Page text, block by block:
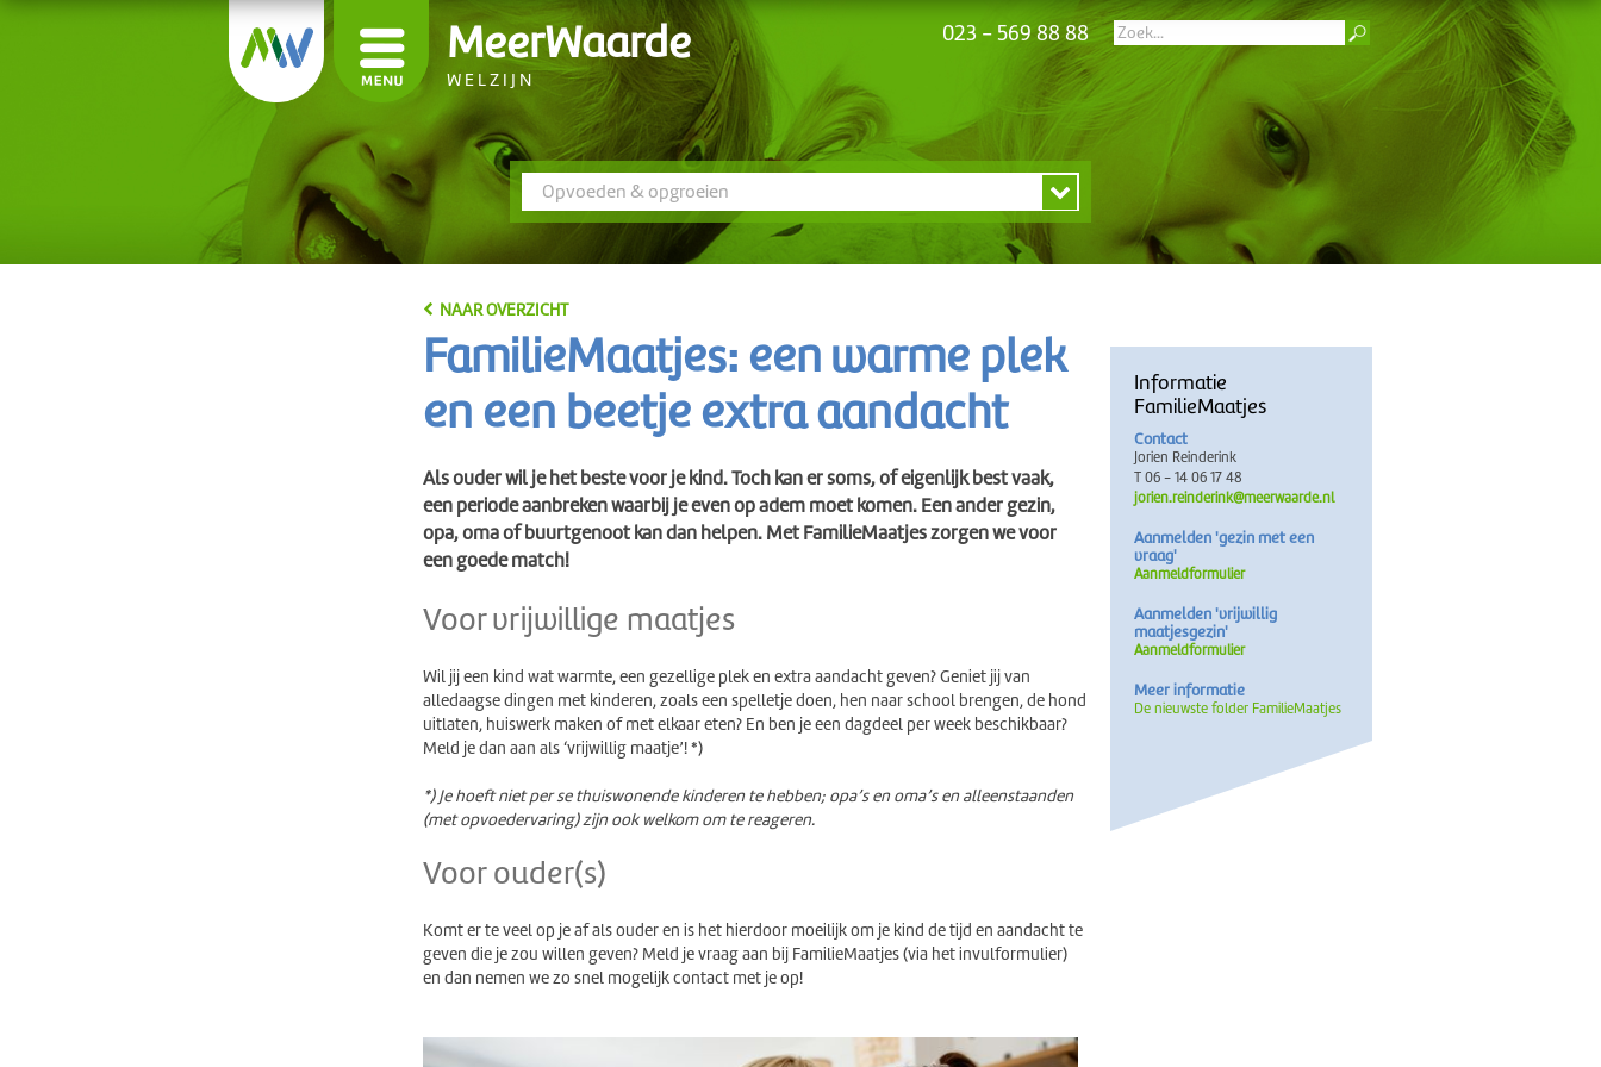
MeerWaarde
WELZIJN
023 - 569 88 88
Opvoeden & opgroeien
NAAR OVERZICHT
Informatie
FamilieMaatjes
Contact
Jorien Reinderink
T 06 - 14 06 17 48
jorien.reinderink@meerwaarde.nl
Aanmelden 'gezin met een
vraag'
Aanmeldformulier
Aanmelden 'vrijwillig
maatjesgezin'
Aanmeldformulier
Meer informatie
De nieuwste folder FamilieMaatjes
FamilieMaatjes: een warme plek
en een beetje extra aandacht
Als ouder wil je het beste voor je kind. Toch kan er soms, of eigenlijk best vaak,
een periode aanbreken waarbij je even op adem moet komen. Een ander gezin,
opa, oma of buurtgenoot kan dan helpen. Met FamilieMaatjes zorgen we voor
een goede match!
Voor vrijwillige maatjes
Wil jij een kind wat warmte, een gezellige plek en extra aandacht geven? Geniet jij van
alledaagse dingen met kinderen, zoals een spelletje doen, hen naar school brengen, de hond
uitlaten, huiswerk maken of met elkaar eten? En ben je een dagdeel per week beschikbaar?
Meld je dan aan als ‘vrijwillig maatje’! *)
*) Je hoeft niet per se thuiswonende kinderen te hebben; opa’s en oma’s en alleenstaanden
(met opvoedervaring) zijn ook welkom om te reageren.
Voor ouder(s)
Komt er te veel op je af als ouder en is het hierdoor moeilijk om je kind de tijd en aandacht te
geven die je zou willen geven? Meld je vraag aan bij FamilieMaatjes (via het invulformulier)
en dan nemen we zo snel mogelijk contact met je op!